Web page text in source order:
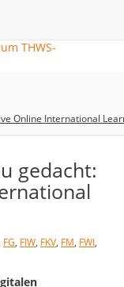
Online International
gedacht:
FG, FIW, FKV, FM, FWI,